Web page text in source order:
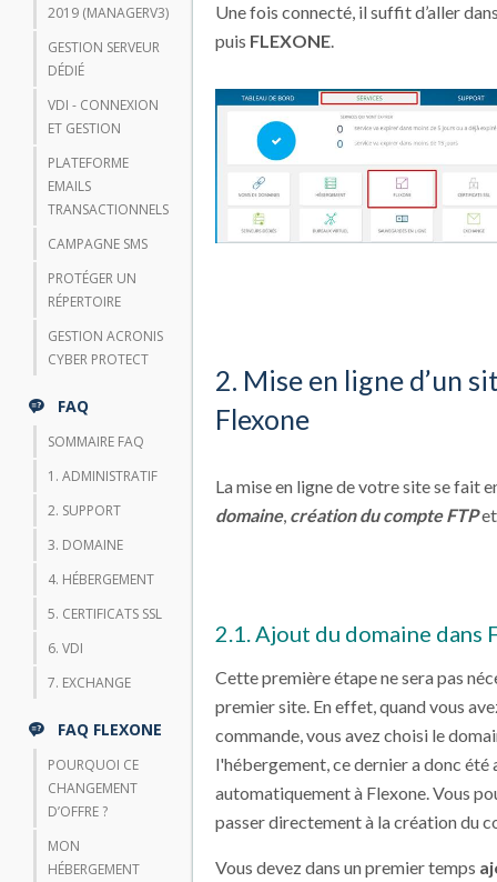
2019 (MANAGERV3)
GESTION SERVEUR
DÉDIÉ
VDI - CONNEXION
ET GESTION
PLATEFORME
EMAILS
TRANSACTIONNELS
CAMPAGNE SMS
PROTÉGER UN
RÉPERTOIRE
GESTION ACRONIS
CYBER PROTECT
FAQ
SOMMAIRE FAQ
1. ADMINISTRATIF
2. SUPPORT
3. DOMAINE
4. HÉBERGEMENT
5. CERTIFICATS SSL
6. VDI
7. EXCHANGE
FAQ FLEXONE
POURQUOI CE
CHANGEMENT
D’OFFRE ?
MON
HÉBERGEMENT
Une fois connecté, il suffit d’aller
puis FLEXONE.
2. Mise en ligne d’un
Flexone
La mise en ligne de votre site se fait
domaine, création du compte FTP
2.1. Ajout du domaine dans
Cette première étape ne sera pas
premier site. En effet, quand vous
commande, vous avez choisi le
l'hébergement, ce dernier a donc été
automatiquement à Flexone. Vous
passer directement à la création du
Vous devez dans un premier temps